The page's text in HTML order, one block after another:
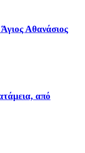
Αθανάσιος
από